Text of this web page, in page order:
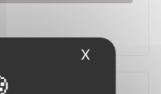
X Masquer